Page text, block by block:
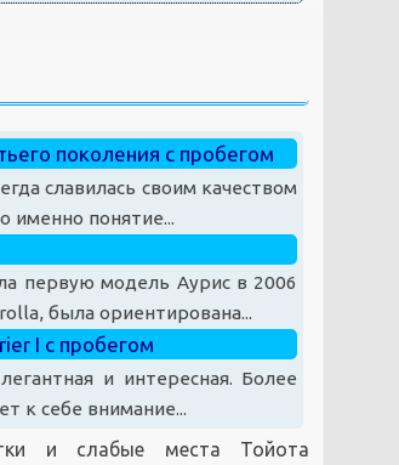
поколения с пробегом
славилась своим качеством
именно понятие...
первую модель Аурис в 2006
была ориентирована...
I с пробегом
и интересная. Более
к себе внимание...
и слабые места Тойота